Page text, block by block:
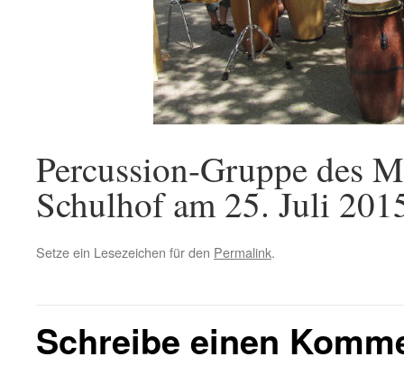
Percussion-Gruppe des
Schulhof am 25. Juli
Setze ein Lesezeichen für den Permalink.
Schreibe einen